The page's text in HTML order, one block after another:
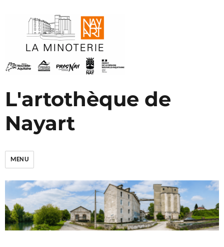
L'artothèque de
Nayart
MENU